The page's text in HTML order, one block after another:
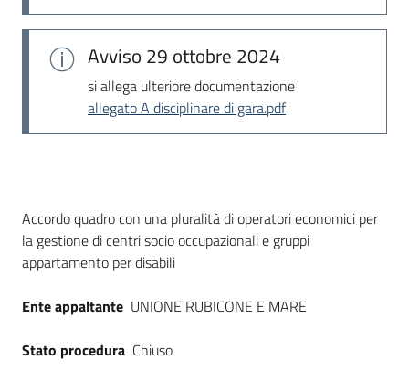
Avviso 29 ottobre 2024
si allega ulteriore documentazione
allegato A disciplinare di gara.pdf
Dati del bando
Accordo quadro con una pluralità di operatori economici per
la gestione di centri socio occupazionali e gruppi
appartamento per disabili
Ente appaltante UNIONE RUBICONE E MARE
Stato procedura Chiuso